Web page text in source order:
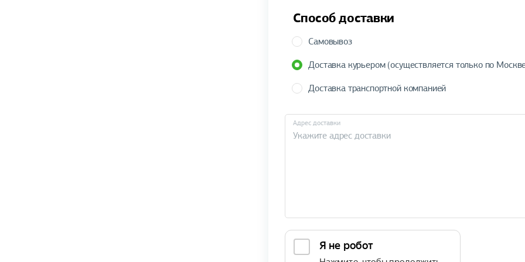
Способ доставки
Самовывоз
Доставка курьером (осуществляется только по
Доставка транспортной компанией
Адрес доставки